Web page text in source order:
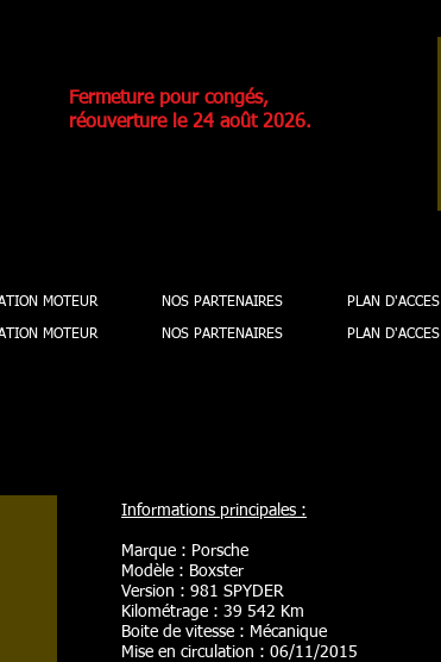
MOTEUR NOS PARTENAIRES PLAN D'ACCES
Fermeture pour congés,
réouverture le 24 août 2026.
MOTEUR NOS PARTENAIRES PLAN D'ACCES
Informations principales :
Marque : Porsche
Modèle : Boxster
Version : 981 SPYDER
Kilométrage : 39 542 Km
Boite de vitesse : Mécanique
Mise en circulation : 06/11/2015